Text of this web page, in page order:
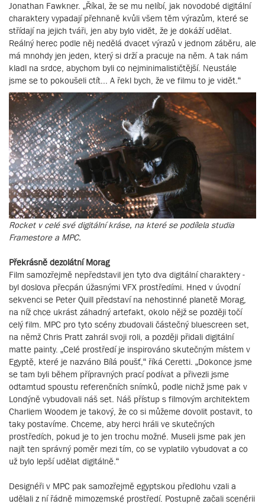
Jonathan Fawkner. „Říkal, že se mu nelíbí, jak novodobé digitální
charaktery vypadají přehnaně kvůli všem těm výrazům, které se
střídají na jejich tváři, jen aby bylo vidět, že je dokáží udělat.
Reálný herec podle něj nedělá dvacet výrazů v jednom záběru, ale
má mnohdy jen jeden, který si drží a pracuje na něm. A tak nám
kladl na srdce, abychom byli co nejminimalističtější. Neustále
jsme se to pokoušeli ctít... A řekl bych, že ve filmu to je vidět.“
Rocket v celé své digitální kráse, na které se podílela studia
Framestore a MPC.
Překrásně dezolátní Morag
Film samozřejmě nepředstavil jen tyto dva digitální charaktery -
byl doslova přecpán úžasnými VFX prostředími. Hned v úvodní
sekvenci se Peter Quill představí na nehostinné planetě Morag,
na níž chce ukrást záhadný artefakt, okolo nějž se později točí
celý film. MPC pro tyto scény zbudovali částečný bluescreen set,
na němž Chris Pratt zahrál svoji roli, a později přidali digitální
matte painty. „Celé prostředí je inspirováno skutečným místem v
Egyptě, které je nazváno Bílá poušť,“ říká Ceretti. „Dokonce jsme
se tam byli během přípravných prací podívat a přivezli jsme
odtamtud spoustu referenčních snímků, podle nichž jsme pak v
Londýně vybudovali náš set. Náš přístup s filmovým architektem
Charliem Woodem je takový, že co si můžeme dovolit postavit, to
taky postavíme. Chceme, aby herci hráli ve skutečných
prostředích, pokud je to jen trochu možné. Museli jsme pak jen
najít ten správný poměr mezi tím, co se vyplatilo vybudovat a co
už bylo lepší udělat digitálně.“
Designéři v MPC pak samozřejmě egyptskou předlohu vzali a
udělali z ní řádně mimozemské prostředí. Postupně začali scenérii